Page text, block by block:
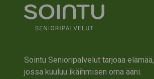
Sointu Senioripalvelut tarjoaa elämää,
jossa kuuluu ikäihmisen oma ääni.